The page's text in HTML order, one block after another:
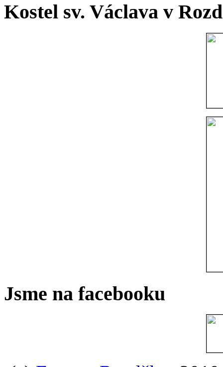
Kostel sv. Václava v
Jsme na facebooku